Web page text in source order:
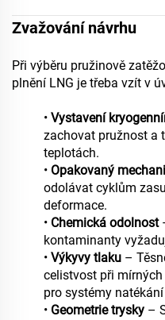
Zvažování návrhu
Při výběru pružinově
plnění LNG je třeba vzít v
• Vystavení
zachovat pružnost a
teplotách.
• Opakovaný
odolávat cyklům
deformace.
• Chemická odolnost
kontaminanty
• Výkyvy tlaku –
celistvost při
pro systémy
• Geometrie trysky –